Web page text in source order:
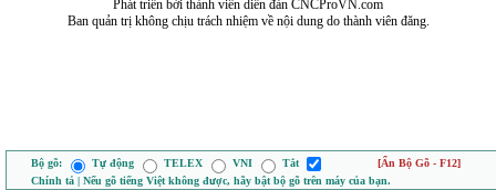
Phát triển bởi thành viên diễn đàn CNCProVN.com
Ban quản trị không chịu trách nhiệm về nội dung do thành viên đăng.
Bộ gõ: Tự động TELEX VNI Tắt
[Ẩn Bộ Gõ - F12]
Chính tả | Nếu gõ tiếng Việt không được, hãy bật bộ gõ trên máy của bạn.